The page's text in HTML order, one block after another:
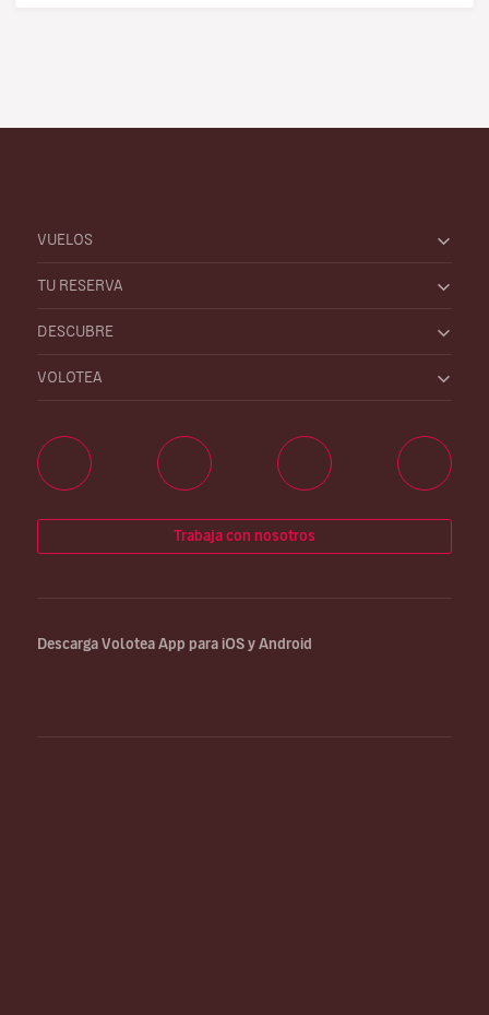
VUELOS
TU RESERVA
DESCUBRE
VOLOTEA
Trabaja con nosotros
Descarga Volotea App para iOS y Android